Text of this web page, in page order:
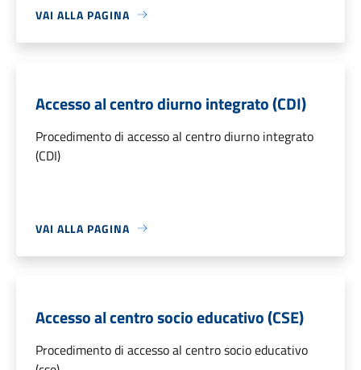
VAI ALLA PAGINA
Accesso al centro diurno integrato (CDI)
Procedimento di accesso al centro diurno integrato
(CDI)
VAI ALLA PAGINA
Accesso al centro socio educativo (CSE)
Procedimento di accesso al centro socio educativo